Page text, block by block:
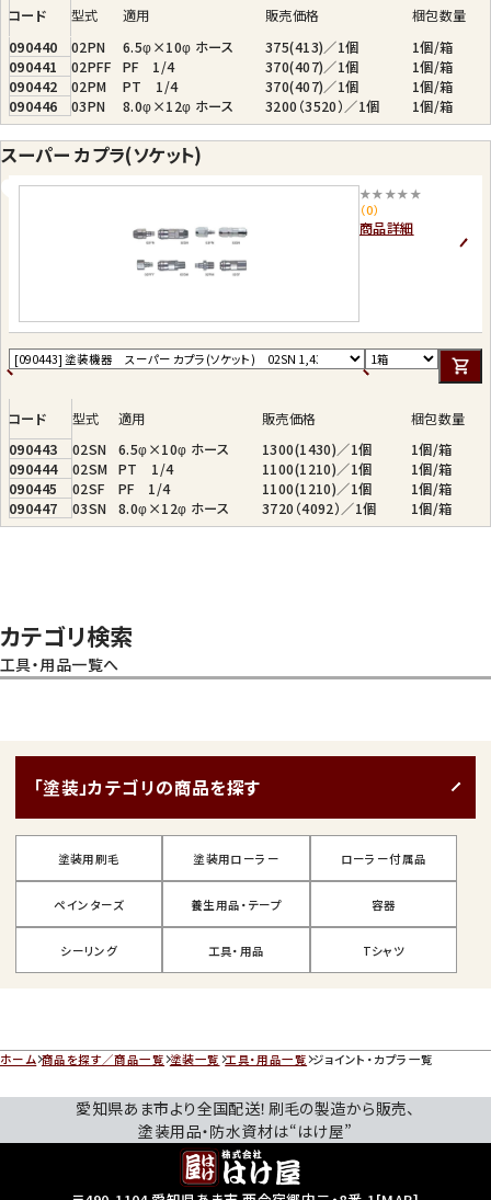
ホーム 商品を探す／商品一覧 塗装一覧 工具・用品一覧 ジョイント・カプラ一覧
コード 型式 適用 販売価格
梱包数量
090440
02PN 6.5φ×10φ ホース 375(413)／1個
1個/箱
090441
02PFF PF 1/4 370(407)／1個
1個/箱
090442
02PM PT 1/4 370(407)／1個
1個/箱
090446
03PN 8.0φ×12φ ホース 3200（3520）／1個 1個/箱
スーパー カプラ(ソケット)
★★★★★
（0）
商品詳細
コード 型式 適用 販売価格
梱包数量
090443
02SN 6.5φ×10φ ホース 1300(1430)／1個
1個/箱
090444
02SM PT 1/4 1100(1210)／1個
1個/箱
090445
02SF PF 1/4 1100(1210)／1個
1個/箱
090447
03SN 8.0φ×12φ ホース 3720（4092）／1個 1個/箱
カテゴリ検索
工具・用品一覧へ
「塗装」カテゴリの商品を探す
塗装用刷毛 塗装用ローラー ローラー付属品
ペインターズ 養生用品・テープ 容器
シーリング 工具・用品 Tシャツ
愛知県あま市より全国配送！刷毛の製造から販売、
塗装用品・防水資材は“はけ屋”